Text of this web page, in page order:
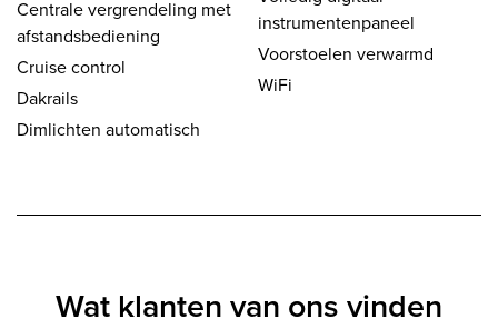
Centrale vergrendeling met
afstandsbediening
Cruise control
Dakrails
Dimlichten automatisch
instrumentenpaneel
Voorstoelen verwarmd
WiFi
Wat klanten van ons vinden